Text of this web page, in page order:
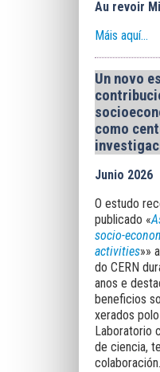
Au revoir
Máis aquí...
Un novo
como
Junio 2026
O estudo
publicado «
socio-
activities»»
do CERN
anos e
beneficios
xerados
Laboratorio
de ciencia,
colaboración.